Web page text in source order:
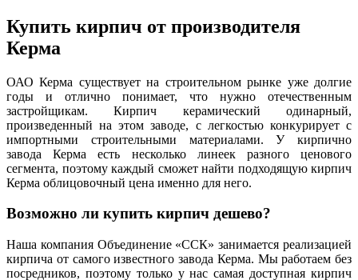
Купить кирпич от производителя
Керма
ОАО Керма существует на строительном рынке уже долгие
годы и отлично понимает, что нужно отечественным
застройщикам. Кирпич керамический одинарный,
произведенный на этом заводе, с легкостью конкурирует с
импортными строительными материалами. У кирпично
завода Керма есть несколько линеек разного ценового
сегмента, поэтому каждый сможет найти подходящую кирпич
Керма облицовочный цена именно для него.
Возможно ли купить кирпич дешево?
Наша компания Объединение «ССК» занимается реализацией
кирпича от самого известного завода Керма. Мы работаем без
посредников, поэтому только у нас самая доступная кирпич